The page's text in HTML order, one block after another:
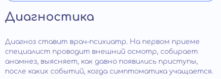
Диагностика
Диагноз ставит врач-психиатр. На первом приеме
специалист проводит внешний осмотр, собирает
анамнез, выясняет, как давно появились приступы,
после каких событий, когда симптоматика учащается.